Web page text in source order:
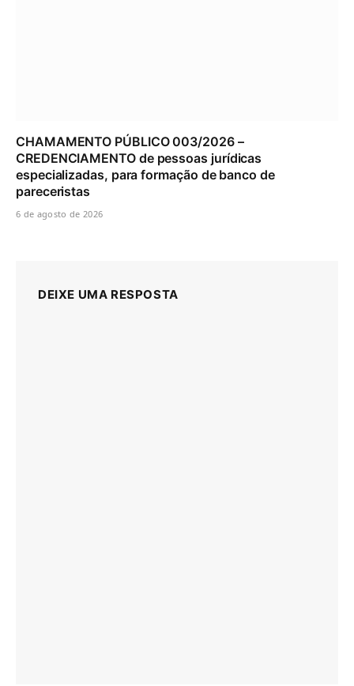
CHAMAMENTO PÚBLICO 003/2026 –
CREDENCIAMENTO de pessoas jurídicas
especializadas, para formação de banco de
pareceristas
6 de agosto de 2026
DEIXE UMA RESPOSTA